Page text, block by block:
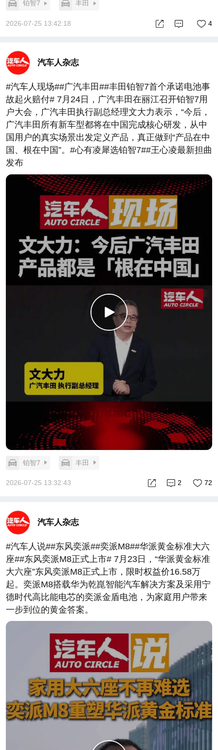
铂智7 丰田
2026-07-25 13:42:18 4
汽车人杂志
#汽车人现场##广汽丰田##丰田铂智7首个承诺电池事
故起火赔付# 7月24日，广汽丰田在丽江召开铂智7用
户大会，广汽丰田执行副总经理文大力表示，“今后，
广汽丰田所有新车型都将在中国完成核心研发，从中
国用户的真实场景出发定义产品，真正做到“产品在中
国、根在中国”。#心有凌犀选铂智7##王心凌最新担曲
发布
铂智7 丰田
2026-07-25 13:32:43 72
2
汽车人杂志
#汽车人说##东风奕派##奕派M8##华派黄金标准大六
座##东风奕派M8正式上市# 7月23日，“华派黄金标准
大六座”东风奕派M8正式上市，限时权益价16.58万
起。奕派M8搭载华为乾崑智能汽车解决方案及采用宁
德时代高比能电芯的奕派金盾电池，为家庭用户带来
一步到位的黄金答案。